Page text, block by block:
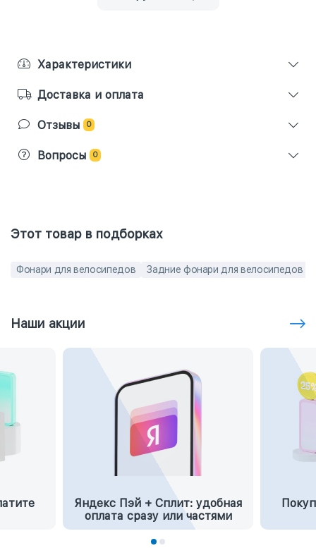
Характеристики
Доставка и оплата
Отзывы 0
Вопросы 0
Этот товар в подборках
Фонари для велосипедов Задние фонари для велосипедов
Наши акции
Яндекс Пэй + Сплит: удобная
оплата сразу или частями